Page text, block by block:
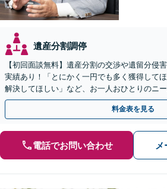
遺産分割調停
【初回面談無料】遺産分割の交渉や遺留分侵
実績あり！「とにかく一円でも多く獲得して
解決してほしい」など、お一人おひとりのニ
指します【WEB面談可】
料金表を見る
電話でお問い合わせ